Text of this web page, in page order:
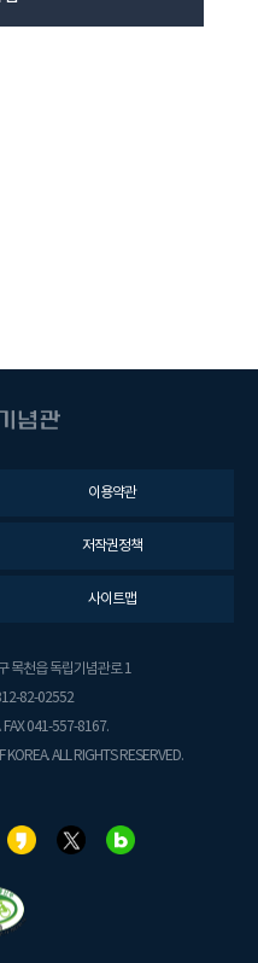
이용약관
저작권정책
사이트맵
목천읍 독립기념관로 1
82-02552
041-557-8167.
ALL RIGHTS RESERVED.